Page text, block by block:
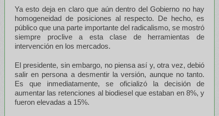
Ya esto deja en claro que aún dentro del Gobierno no hay
homogeneidad de posiciones al respecto. De hecho, es
público que una parte importante del radicalismo, se mostró
siempre proclive a esta clase de herramientas de
intervención en los mercados.
El presidente, sin embargo, no piensa así y, otra vez, debió
salir en persona a desmentir la versión, aunque no tanto.
Es que inmediatamente, se oficializó la decisión de
aumentar las retenciones al biodiesel que estaban en 8%, y
fueron elevadas a 15%.